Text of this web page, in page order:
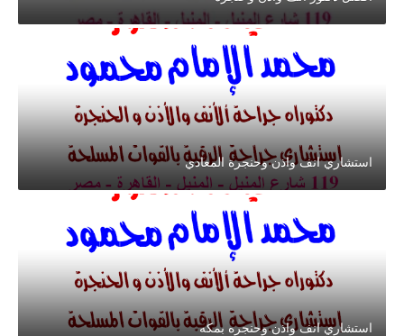
استشاري انف واذن وحنجرة المعادي
استشاري انف واذن وحنجره بمكه